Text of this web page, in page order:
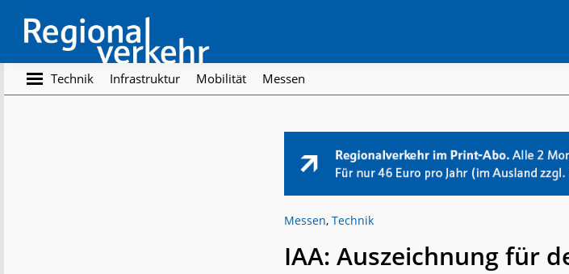
main
content
footer
Regionalverkehr
Die
Fachzeitschrift
Technik Infrastruktur Mobilität Messen
Messen, Technik
IAA: Auszeichnung für